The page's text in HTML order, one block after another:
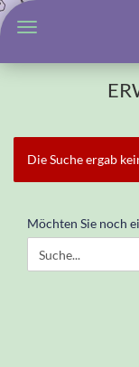
Die Suche ergab
MÖCHTEN
SIE
NOCH
EINMAL
Möchten Sie noch